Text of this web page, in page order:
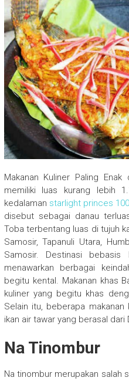
Makanan Kuliner Paling
memiliki luas kurang lebih
kedalaman starlight princes
disebut sebagai danau
Toba terbentang luas di tujuh
Samosir, Tapanuli Utara,
Samosir. Destinasi
menawarkan berbagai
begitu kental. Makanan khas
kuliner yang begitu khas
Selain itu, beberapa
ikan air tawar yang berasal dari
Na Tinombur
Na tinombur merupakan salah